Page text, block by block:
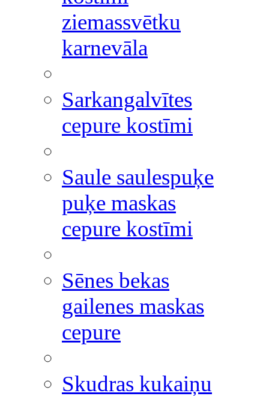
ziemassvētku
karnevāla
Sarkangalvītes
cepure kostīmi
Saule saulespuķe
puķe maskas
cepure kostīmi
Sēnes bekas
gailenes maskas
cepure
Skudras kukaiņu